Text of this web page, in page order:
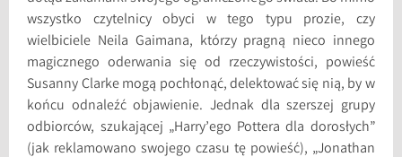
wszystko czytelnicy obyci w tego typu prozie, czy
wielbiciele Neila Gaimana, którzy pragną nieco innego
magicznego oderwania się od rzeczywistości, powieść
Susanny Clarke mogą pochłonąć, delektować się nią, by w
końcu odnaleźć objawienie. Jednak dla szerszej grupy
odbiorców, szukającej „Harry’ego Pottera dla dorosłych”
(jak reklamowano swojego czasu tę powieść), „Jonathan